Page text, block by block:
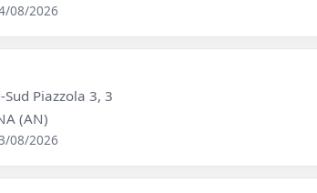
08/2026
Piazzola 3, 3
(AN)
08/2026